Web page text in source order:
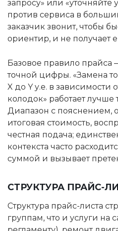
запросу» или «уточняйте
против сервиса в
заказчик звонит, чтобы
ориентир, и не получает
Базовое правило прайса
точной цифры. «Замена
X до Y у.е. в зависимости
колодок» работает
Диапазон с пояснением,
итоговая стоимость,
честная подача;
контекста часто
суммой и вызывает
СТРУКТУРА ПРАЙС-
Структура прайс-листа
группам, что и услуги на